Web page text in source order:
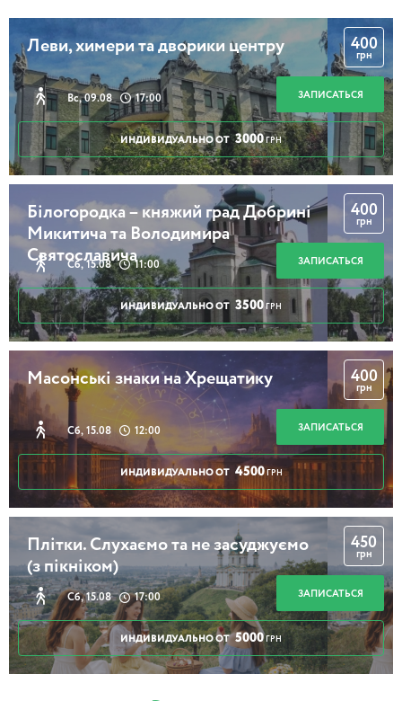
Леви, химери та дворики центру
Вс, 09.08 17:00
400
грн
ЗАПИСАТЬСЯ
ИНДИВИДУАЛЬНО ОТ 3000 ГРН
Білогородка – княжий град Добрині
Микитича та Володимира
Святославича
Сб, 15.08 11:00
400
грн
ЗАПИСАТЬСЯ
ИНДИВИДУАЛЬНО ОТ 3500 ГРН
Масонські знаки на Хрещатику
Сб, 15.08 12:00
400
грн
ЗАПИСАТЬСЯ
ИНДИВИДУАЛЬНО ОТ 4500 ГРН
Плітки. Слухаємо та не засуджуємо
(з пікніком)
Сб, 15.08 17:00
450
грн
ЗАПИСАТЬСЯ
ИНДИВИДУАЛЬНО ОТ 5000 ГРН